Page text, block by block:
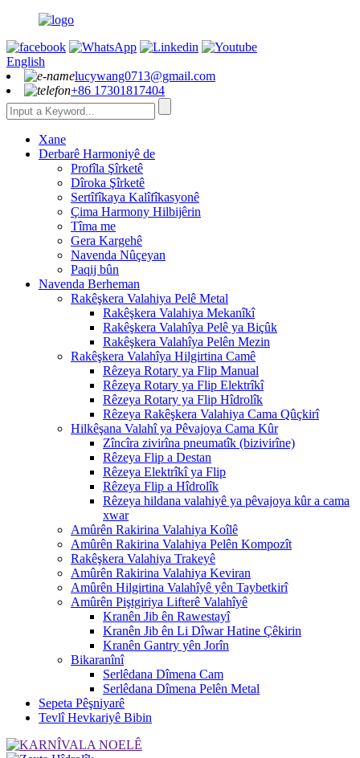
English
lucywang0713@gmail.com
+86 17301817404
Xane
Derbarê Harmoniyê de
Profîla Şîrketê
Dîroka Şîrketê
Sertîfîkaya Kalîfîkasyonê
Çima Harmony Hilbijêrin
Tîma me
Gera Kargehê
Navenda Nûçeyan
Paqij bûn
Navenda Berheman
Rakêşkera Valahiya Pelê Metal
Rakêşkera Valahiya Mekanîkî
Rakêşkera Valahîya Pelê ya Biçûk
Rakêşkera Valahîya Pelên Mezin
Rakêşkera Valahîya Hilgirtina Camê
Rêzeya Rotary ya Flip Manual
Rêzeya Rotary ya Flip Elektrîkî
Rêzeya Rotary ya Flip Hîdrolîk
Rêzeya Rakêşkera Valahiya Cama Qûçkirî
Hilkêşana Valahî ya Pêvajoya Cama Kûr
Zîncîra zivirîna pneumatîk (bizivirîne)
Rêzeya Flip a Destan
Rêzeya Elektrîkî ya Flip
Rêzeya Flip a Hîdrolîk
Rêzeya hildana valahiyê ya pêvajoya kûr a cama
xwar
Amûrên Rakirina Valahiya Koîlê
Amûrên Rakirina Valahiya Pelên Kompozît
Rakêşkera Valahiya Trakeyê
Amûrên Rakirina Valahiya Keviran
Amûrên Hilgirtina Valahîyê yên Taybetkirî
Amûrên Piştgiriya Lifterê Valahîyê
Kranên Jib ên Rawestayî
Kranên Jib ên Li Dîwar Hatine Çêkirin
Kranên Gantry yên Jorîn
Bikaranînî
Serlêdana Dîmena Cam
Serlêdana Dîmena Pelên Metal
Sepeta Pêşniyarê
Tevlî Hevkariyê Bibin